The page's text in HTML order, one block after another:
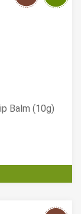
Balm (10g)